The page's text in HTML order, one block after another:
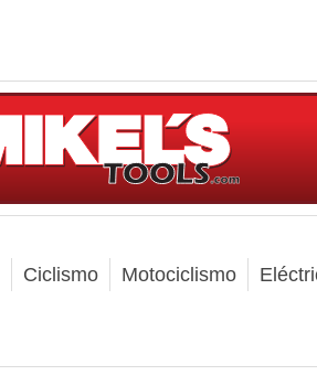
Ciclismo Motociclismo